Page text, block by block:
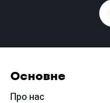
Основне
Про нас